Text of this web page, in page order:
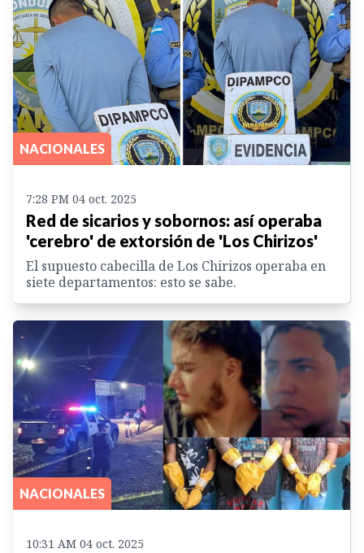
NACIONALES
7:28 PM 04 oct. 2025
Red de sicarios y sobornos: así operaba
'cerebro' de extorsión de 'Los Chirizos'
El supuesto cabecilla de Los Chirizos operaba en
siete departamentos: esto se sabe.
NACIONALES
10:31 AM 04 oct. 2025